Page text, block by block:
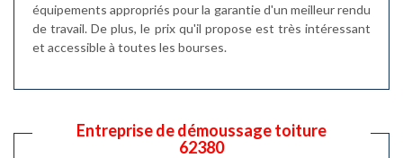
équipements appropriés pour la garantie d'un meilleur rendu
de travail. De plus, le prix qu'il propose est très intéressant
et accessible à toutes les bourses.
Entreprise de démoussage toiture
62380